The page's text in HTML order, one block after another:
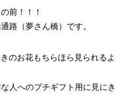
前！！！
路（夢さん橋）です。
きのお花もちらほら見られるよ
人へのプチギフト用に見にき